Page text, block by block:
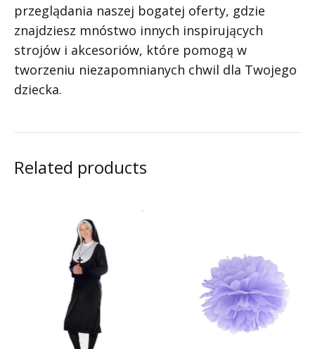
przeglądania naszej bogatej oferty, gdzie
znajdziesz mnóstwo innych inspirujących
strojów i akcesoriów, które pomogą w
tworzeniu niezapomnianych chwil dla Twojego
dziecka.
Related products